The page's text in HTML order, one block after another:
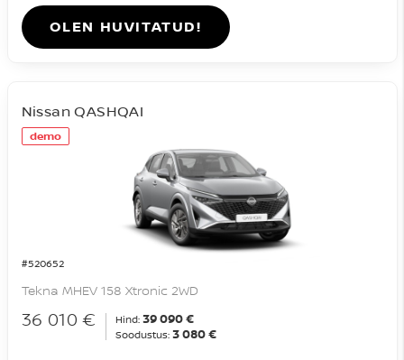
OLEN HUVITATUD!
demo
#520652
Nissan QASHQAI
Tekna MHEV 158 Xtronic 2WD
36 010 € Hind: 39 090 €
Soodustus: 3 080 €